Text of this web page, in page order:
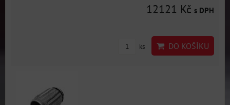
12121 Kč s DPH
ks DO KOŠÍKU